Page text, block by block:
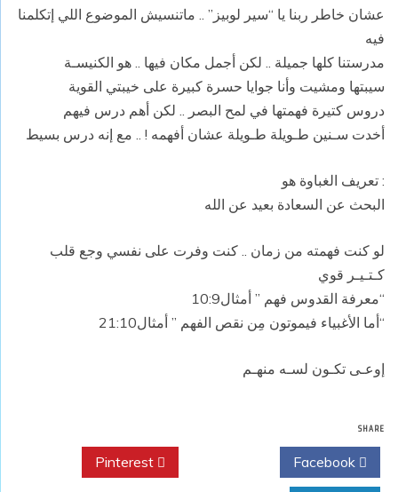
عشان خاطر ربنا يا “سير لوبيز” .. ماتنسيش الموضوع اللي إتكلمنا
فيه
مدرستنا كلها جميلة .. لكن أجمل مكان فيها .. هو الكنيسـة
سيبتها ومشيت وأنا جوايا حسرة كبيرة على خيبتي القوية
دروس كتيرة فهمتها في لمح البصر .. لكن أهم درس فيهم
أخدت سـنين طـويلة طـويلة عشان أفهمه ! .. مع إنه درس بسيط
: تعريف الغباوة هو
البحث عن السعادة بعيد عن الله
لو كنت فهمته من زمان .. كنت وفرت على نفسي وجع قلب
كـتـيـر قوي
“معرفة القدوس فهم ” أمثال10:9
“أما الأغبياء فيموتون مِن نقص الفهم ” أمثال21:10
إوعـى تكـون لسـه منهـم
SHARE